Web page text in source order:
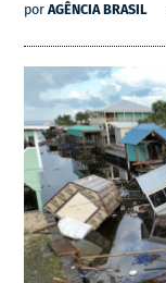
por AGÊNCIA BRASIL